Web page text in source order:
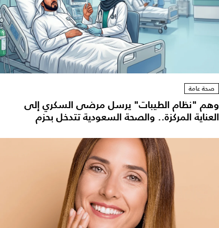
صحة عامة
وهم "نظام الطيبات" يرسل مرضى السكري إلى
العناية المركزة.. والصحة السعودية تتدخل بحزم